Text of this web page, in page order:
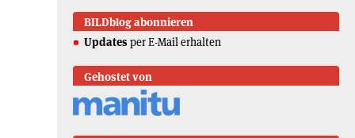
BILDblog abonnieren
Updates per E-Mail erhalten
Gehostet von